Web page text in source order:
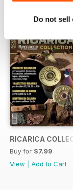
Do not sell
SPECIAL
RICARICA
Buy for $7.99
View
Add to Cart